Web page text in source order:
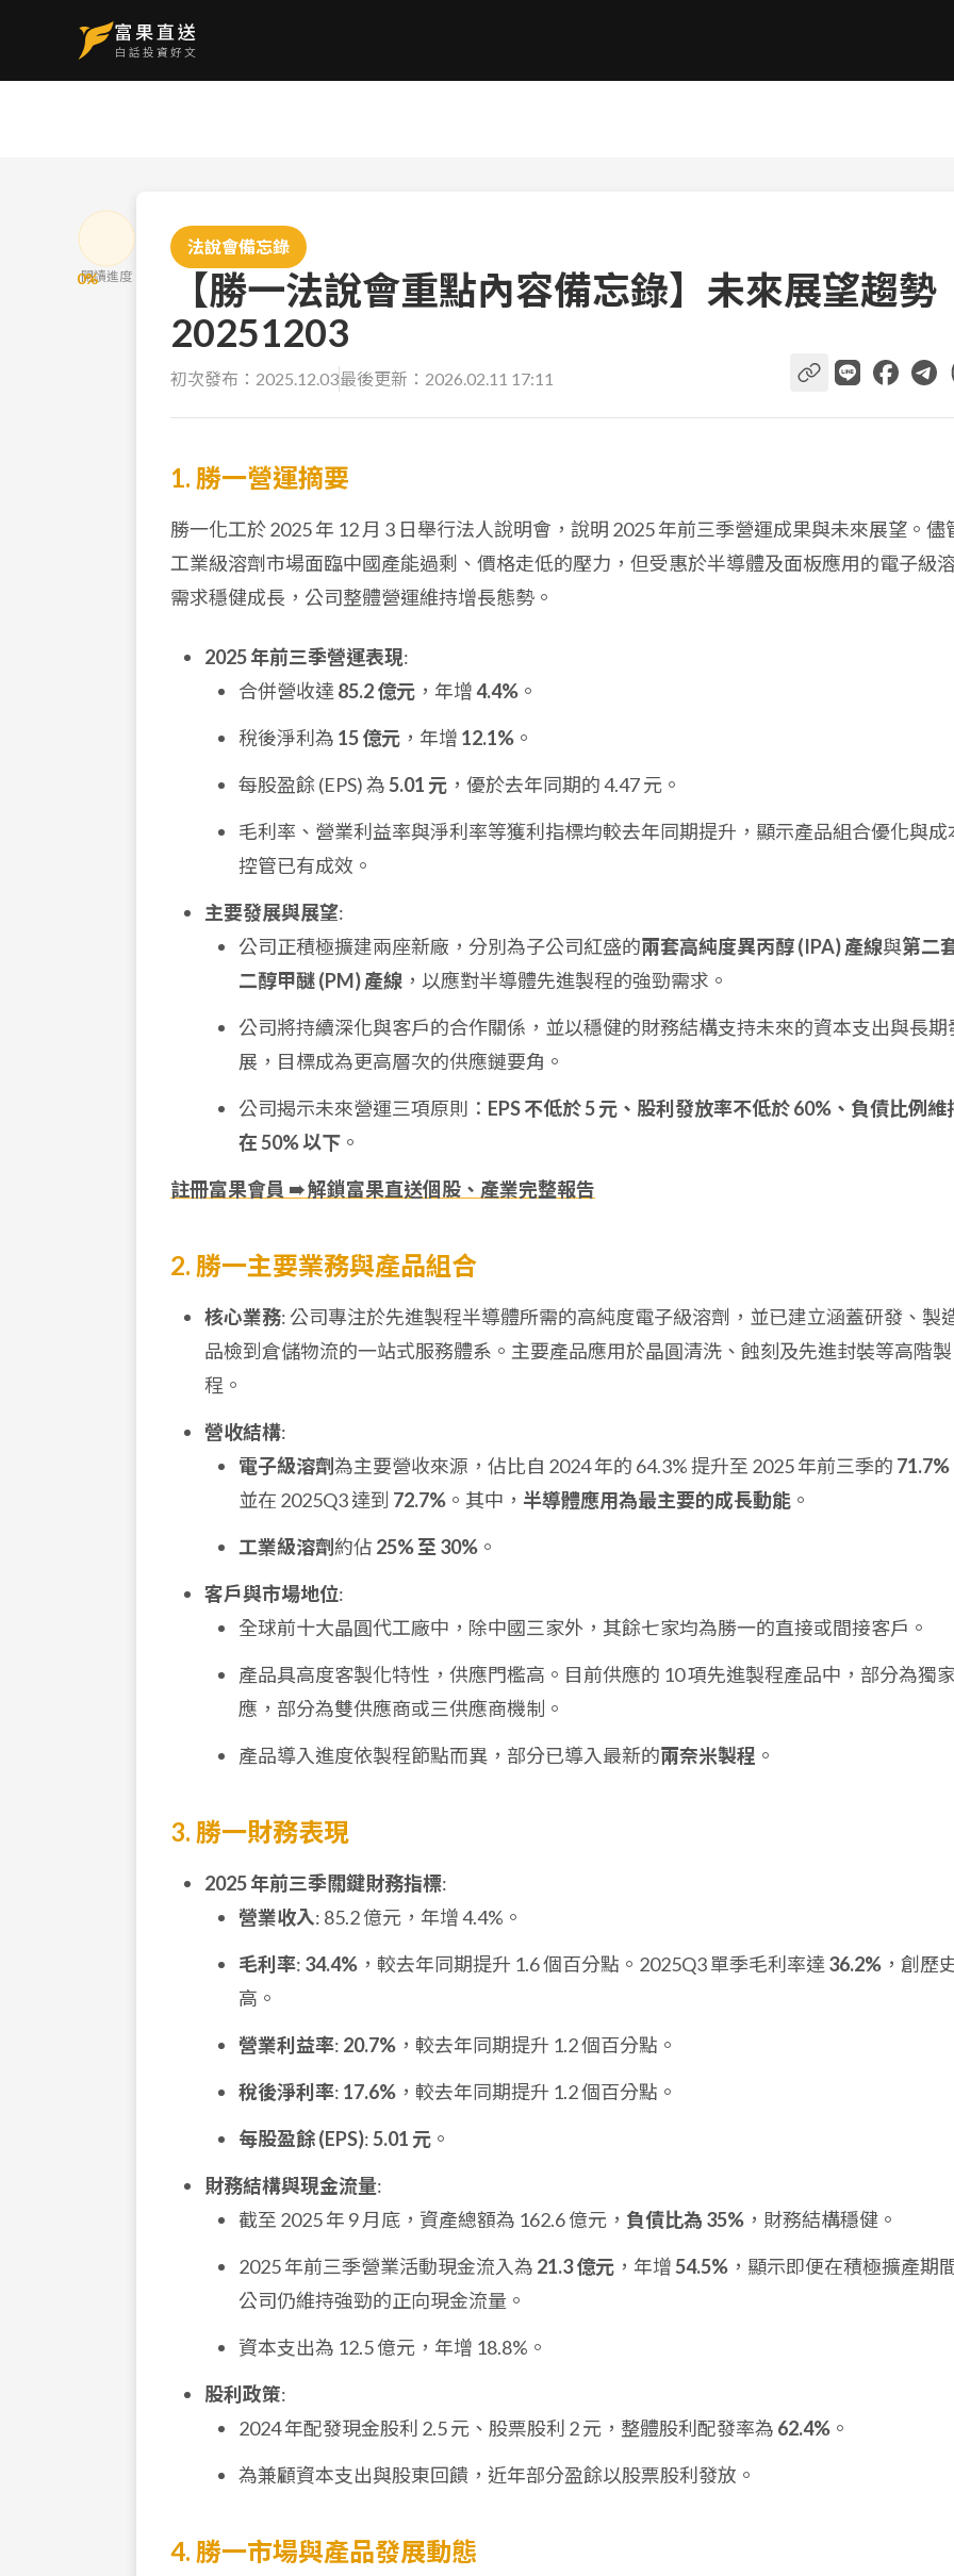
0%
閱讀進度
法說會備忘錄
【勝一法說會重點內容備忘錄】未來展望趨勢
20251203
初次發布： 2025.12.03最後更新： 2026.02.11 17:11
1. 勝一營運摘要
勝一化工於 2025 年 12 月 3 日舉行法人說明會，說明 2025 年前三季營運成果與未來展望。儘
工業級溶劑市場面臨中國產能過剩、價格走低的壓力，但受惠於半導體及面板應用的電子級
需求穩健成長，公司整體營運維持增長態勢。
2025 年前三季營運表現:
合併營收達 85.2 億元 ，年增4.4% 。
稅後淨利為 15 億元 ，年增 12.1% 。
每股盈餘 (EPS) 為5.01 元 ，優於去年同期的 4.47 元。
毛利率、營業利益率與淨利率等獲利指標均較去年同期提升，顯示產品組合優化與成
控管已有成效。
主要發展與展望:
公司正積極擴建兩座新廠，分別為子公司紅盛的兩套高純度異丙醇 (IPA) 產線與第二
二醇甲醚 (PM) 產線 ，以應對半導體先進製程的強勁需求。
公司將持續深化與客戶的合作關係，並以穩健的財務結構支持未來的資本支出與長期
展，目標成為更高層次的供應鏈要角。
公司揭示未來營運三項原則： EPS 不低於 5 元、股利發放率不低於 60%、負債比例維
在 50% 以下 。
註冊富果會員 ➠ 解鎖富果直送個股、產業完整報告
2. 勝一主要業務與產品組合
核心業務: 公司專注於先進製程半導體所需的高純度電子級溶劑，並已建立涵蓋研發、製
品檢到倉儲物流的一站式服務體系。主要產品應用於晶圓清洗、蝕刻及先進封裝等高階製
程。
營收結構:
電子級溶劑為主要營收來源，佔比自 2024 年的 64.3% 提升至 2025 年前三季的 71.7%
並在 2025Q3 達到 72.7% 。其中， 半導體應用為最主要的成長動能 。
工業級溶劑約佔 25% 至 30% 。
客戶與市場地位:
全球前十大晶圓代工廠中，除中國三家外，其餘七家均為勝一的直接或間接客戶。
產品具高度客製化特性，供應門檻高。目前供應的 10 項先進製程產品中，部分為獨
應，部分為雙供應商或三供應商機制。
產品導入進度依製程節點而異，部分已導入最新的兩奈米製程 。
3. 勝一財務表現
2025 年前三季關鍵財務指標:
營業收入: 85.2 億元，年增 4.4%。
毛利率: 34.4% ，較去年同期提升 1.6 個百分點。2025Q3 單季毛利率達 36.2% ，創歷
高。
營業利益率: 20.7% ，較去年同期提升 1.2 個百分點。
稅後淨利率: 17.6% ，較去年同期提升 1.2 個百分點。
每股盈餘 (EPS):5.01 元 。
財務結構與現金流量:
截至 2025 年 9 月底，資產總額為 162.6 億元， 負債比為 35% ，財務結構穩健。
2025 年前三季營業活動現金流入為 21.3 億元 ，年增54.5% ，顯示即便在積極擴產期
公司仍維持強勁的正向現金流量。
資本支出為 12.5 億元，年增 18.8%。
股利政策:
2024 年配發現金股利 2.5 元、股票股利 2 元，整體股利配發率為 62.4% 。
為兼顧資本支出與股東回饋，近年部分盈餘以股票股利發放。
4. 勝一市場與產品發展動態